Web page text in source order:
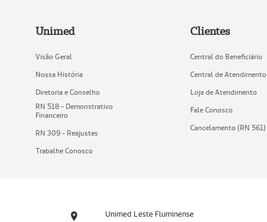
Unimed
Visão Geral
Nossa História
Diretoria e Conselho
RN 518 - Demonstrativo
Financeiro
RN 309 - Reajustes
Trabalhe Conosco
Clientes
Central do Beneficiário
Central de Atendimento
Loja de Atendimento
Fale Conosco
Cancelamento (RN 561)
Unimed Leste Fluminense